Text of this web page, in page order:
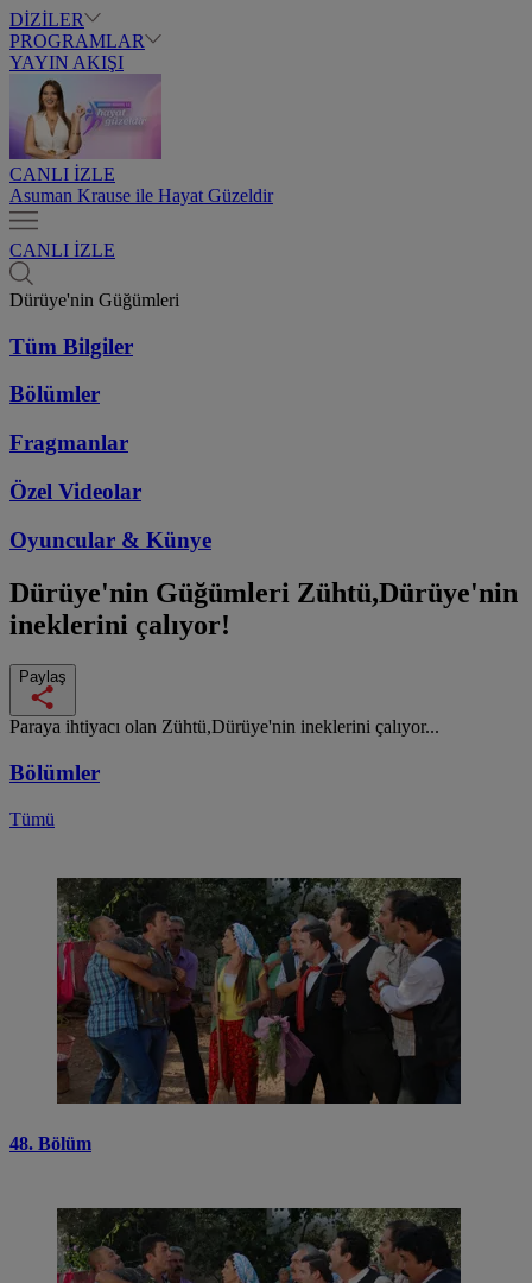
DİZİLER
PROGRAMLAR
YAYIN AKIŞI
CANLI İZLE
Asuman Krause ile Hayat Güzeldir
CANLI İZLE
Dürüye'nin Güğümleri
Tüm Bilgiler
Bölümler
Fragmanlar
Özel Videolar
Oyuncular & Künye
Dürüye'nin Güğümleri Zühtü,Dürüye'nin
ineklerini çalıyor!
Paylaş
Paraya ihtiyacı olan Zühtü,Dürüye'nin ineklerini çalıyor...
Bölümler
Tümü
48. Bölüm